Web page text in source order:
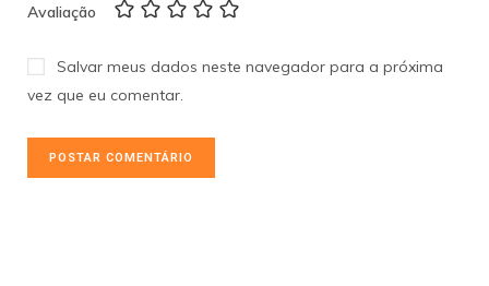
Avaliação
Salvar meus dados neste navegador para a próxima
vez que eu comentar.